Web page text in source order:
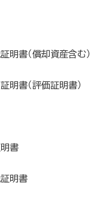
明書（償却資産含む）
明書（評価証明書）
書
明書